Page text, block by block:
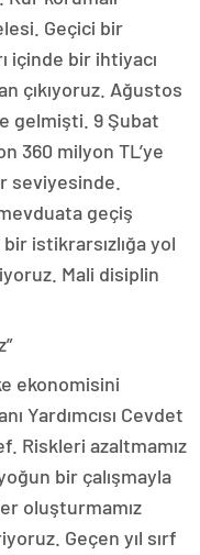
Geçici bir
içinde bir ihtiyacı
çıkıyoruz. Ağustos
gelmişti. 9 Şubat
360 milyon TL’ye
seviyesinde.
geçiş
istikrarsızlığa yol
Mali disiplin
ekonomisini
Yardımcısı Cevdet
Riskleri azaltmamız
bir çalışmayla
oluşturmamız
Geçen yıl sırf